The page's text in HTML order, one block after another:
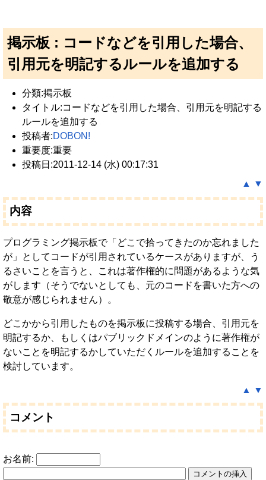
掲示板 : コードなどを引用した場合、
引用元を明記するルールを追加する
分類:掲示板
タイトル:コードなどを引用した場合、引用元を明記する
ルールを追加する
投稿者:DOBON!
重要度:重要
投稿日:2011-12-14 (水) 00:17:31
▲
▼
内容
プログラミング掲示板で「どこで拾ってきたのか忘れました
が」としてコードが引用されているケースがありますが、う
るさいことを言うと、これは著作権的に問題があるような気
がします（そうでないとしても、元のコードを書いた方への
敬意が感じられません）。
どこかから引用したものを掲示板に投稿する場合、引用元を
明記するか、もしくはパブリックドメインのように著作権が
ないことを明記するかしていただくルールを追加することを
検討しています。
▲ ▼
コメント
お名前: